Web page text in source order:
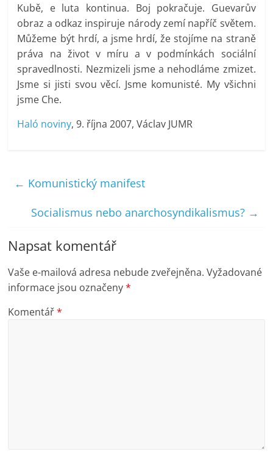
Kubě, e luta kontinua. Boj pokračuje. Guevarův
obraz a odkaz inspiruje národy zemí napříč světem.
Můžeme být hrdí, a jsme hrdí, že stojíme na straně
práva na život v míru a v podmínkách sociální
spravedlnosti. Nezmizeli jsme a nehodláme zmizet.
Jsme si jisti svou věcí. Jsme komunisté. My všichni
jsme Che.
Haló noviny, 9. října 2007, Václav JUMR
← Komunistický manifest
Socialismus nebo anarchosyndikalismus? →
Napsat komentář
Vaše e-mailová adresa nebude zveřejněna. Vyžadované
informace jsou označeny*
Komentář*